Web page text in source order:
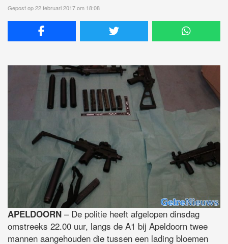
Gepost op 22 februari 2017 om 18:08
APELDOORN – De politie heeft afgelopen dinsdag
omstreeks 22.00 uur, langs de A1 bij Apeldoorn twee
mannen aangehouden die tussen een lading bloemen